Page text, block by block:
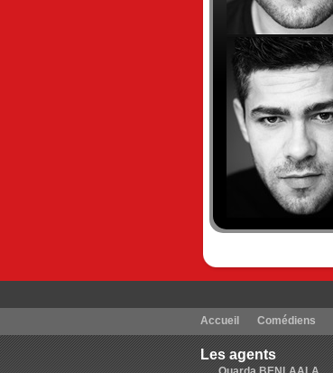
Accueil Comédiens
Les agents